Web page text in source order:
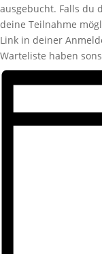
ausgebucht. Falls du
deine Teilnahme
Link in deiner
Warteliste haben